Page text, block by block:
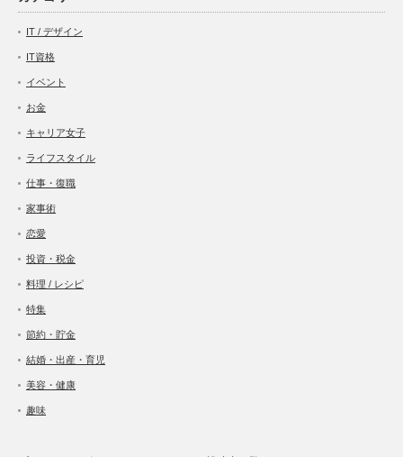
IT / デザイン
IT資格
イベント
お金
キャリア女子
ライフスタイル
仕事・復職
家事術
恋愛
投資・税金
料理 / レシピ
特集
節約・貯金
結婚・出産・育児
美容・健康
趣味